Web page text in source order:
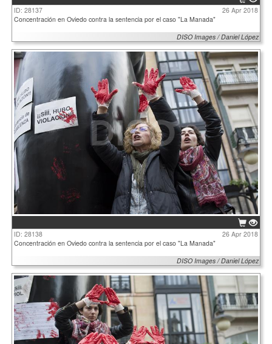
ID: 28137
26 Apr 2018
Concentración en Oviedo contra la sentencia por el caso "La Manada"
DISO Images / Daniel López
ID: 28138
26 Apr 2018
Concentración en Oviedo contra la sentencia por el caso "La Manada"
DISO Images / Daniel López